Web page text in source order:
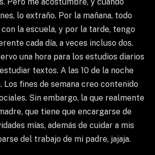
Pero me acostumbré, y cuando
lo extraño. Por la mañana, todo
la escuela, y por la tarde, tengo
cada día, a veces incluso dos.
una hora para los estudios diarios
textos. A las 10 de la noche
Los fines de semana creo contenido
Sin embargo, la que realmente
que tiene que encargarse de
mías, además de cuidar a mis
del trabajo de mi padre, jajaja.